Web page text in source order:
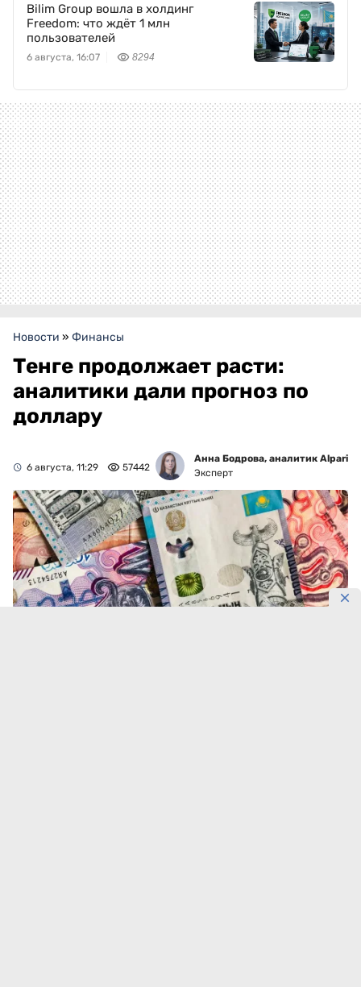
Bilim Group вошла в холдинг
Freedom: что ждёт 1 млн
пользователей
6 августа, 16:07 8294
Новости » Финансы
Тенге продолжает расти:
аналитики дали прогноз по
доллару
6 августа, 11:29 57442
Анна Бодрова, аналитик Alpari
Эксперт